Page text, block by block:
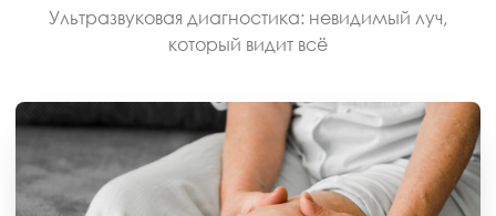
Ультразвуковая диагностика: невидимый луч,
который видит всё